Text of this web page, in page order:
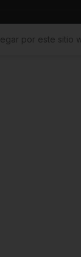
por este sitio